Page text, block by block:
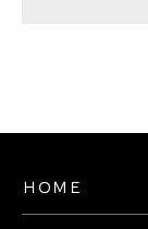
ＨＯＭＥ